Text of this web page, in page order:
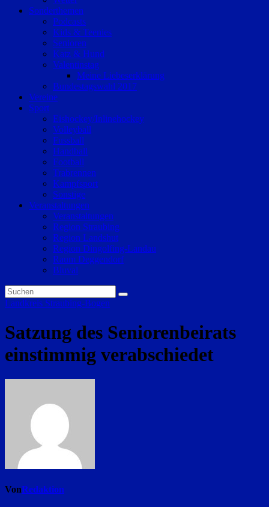
Sonderthemen
Podcasts
Kids & Teenies
Senioren
Katz & Hund
Valentinstag
Meine Liebeserklärung
Bundestagswahl 2017
Vereine
Sport
Eishockey/Inlinehockey
Volleyball
Fussball
Handball
Football
Trabrennen
Kampfsport
Sonstige
Veranstaltungen
Veranstaltungen
Region Straubing
Region Landshut
Region Dingolfing-Landau
Raum Deggendorf
Bluval
Landkreis Straubing-Bogen
Satzung des Seniorenbeirats
einstimmig verabschiedet
VonRedaktion